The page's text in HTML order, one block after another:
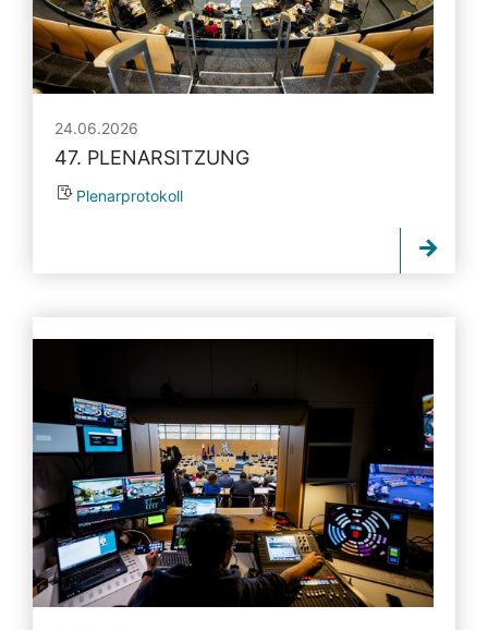
24.06.2026
47. PLENARSITZUNG
Plenarprotokoll